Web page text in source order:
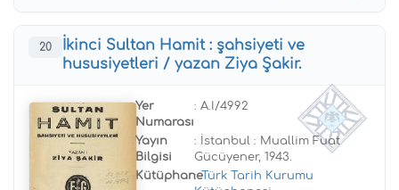
20
İkinci Sultan Hamit : şahsiyeti ve
hususiyetleri / yazan Ziya Şakir.
Yer
Numarası
: A.I/4992
Yayın
Bilgisi
: İstanbul : Muallim Fuat
Gücüyener, 1943.
Kütüphane
:Türk Tarih Kurumu